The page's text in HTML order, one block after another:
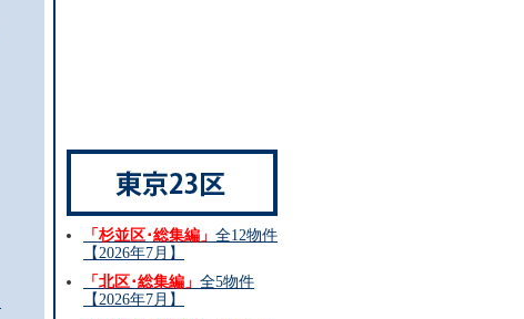
「杉並区･総集編」 全12物件
【2026年7月】
「北区･総集編」 全5物件
【2026年7月】